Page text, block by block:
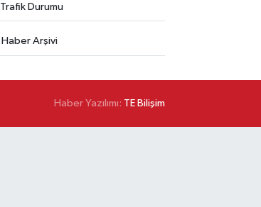
Trafik Durumu
Haber Arşivi
Haber Yazılımı: TE Bilişim